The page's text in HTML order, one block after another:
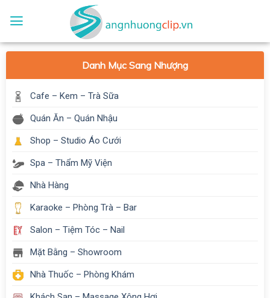
Danh Mục Sang Nhượng
Cafe – Kem – Trà Sữa
Quán Ăn – Quán Nhậu
Shop – Studio Áo Cưới
Spa – Thẩm Mỹ Viện
Nhà Hàng
Karaoke – Phòng Trà – Bar
Salon – Tiệm Tóc – Nail
Mặt Bằng – Showroom
Nhà Thuốc – Phòng Khám